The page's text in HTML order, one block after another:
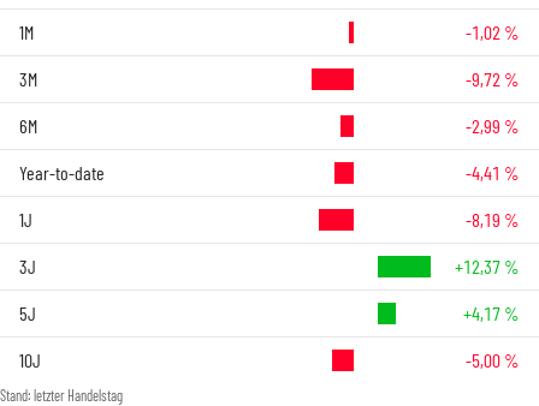
1M -1,02 %
3M -9,72 %
6M -2,99 %
Year-to-date -4,41 %
1J -8,19 %
3J +12,37 %
5J +4,17 %
10J -5,00 %
Stand: letzter Handelstag